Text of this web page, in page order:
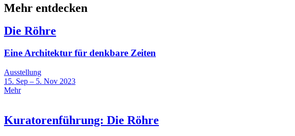
Mehr entdecken
Die Röhre
Eine Architektur für denkbare Zeiten
Ausstellung
15. Sep – 5. Nov 2023
Mehr
Kuratorenführung: Die Röhre